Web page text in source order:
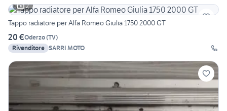
2
Tappo radiatore per Alfa Romeo Giulia 1750 2000 GT
20 €Oderzo(TV)
Rivenditore SARRI MOTO